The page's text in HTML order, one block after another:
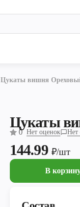
Цукаты вишня
Цукаты
0 Нет оценок Нет
144.99 ₽/шт
В